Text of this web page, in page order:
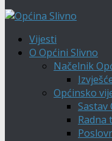
Vijesti
O Općini Slivno
Načelnik
Općinsko
Sastav
Radna